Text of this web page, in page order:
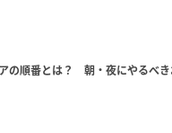
の順番とは？ 朝・夜にやるべき